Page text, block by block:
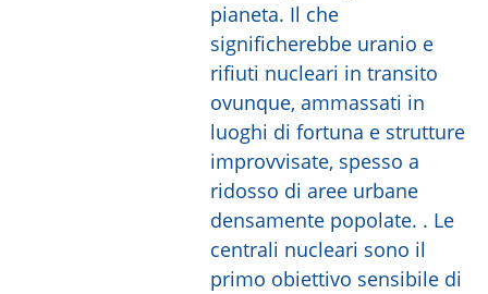
pianeta. Il che
significherebbe uranio e
rifiuti nucleari in transito
ovunque, ammassati in
luoghi di fortuna e strutture
improvvisate, spesso a
ridosso di aree urbane
densamente popolate. . Le
centrali nucleari sono il
primo obiettivo sensibile di